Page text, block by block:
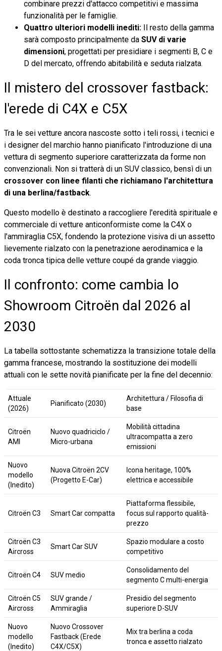
combinare prezzi d'attacco competitivi e massima
funzionalità per le famiglie.
Quattro ulteriori modelli inediti: Il resto della gamma
sarà composto principalmente da SUV di varie
dimensioni, progettati per presidiare i segmenti B, C e
D del mercato, offrendo abitabilità e seduta rialzata.
Il mistero del crossover fastback:
l'erede di C4X e C5X
Tra le sei vetture ancora nascoste sotto i teli rossi, i tecnici e
i designer del marchio hanno pianificato l'introduzione di una
vettura di segmento superiore caratterizzata da forme non
convenzionali. Non si tratterà di un SUV classico, bensì di un
crossover con linee filanti che richiamano l'architettura
di una berlina/fastback.
Questo modello è destinato a raccogliere l'eredità spirituale e
commerciale di vetture anticonformiste come la C4X o
l'ammiraglia C5X, fondendo la protezione visiva di un assetto
lievemente rialzato con la penetrazione aerodinamica e la
coda tronca tipica delle vetture coupé da grande viaggio.
Il confronto: come cambia lo
Showroom Citroën dal 2026 al
2030
La tabella sottostante schematizza la transizione totale della
gamma francese, mostrando la sostituzione dei modelli
attuali con le sette novità pianificate per la fine del decennio:
Attuale
(2026)
Pianificato (2030)
Architettura / Filosofia di
base
Citroën
AMI
Nuovo quadriciclo /
Micro-urbana
Mobilità cittadina
ultracompatta a zero
emissioni
Nuovo
modello
(Inedito)
Nuova Citroën 2CV
(Progetto E-Car)
Icona heritage, 100%
elettrica e accessibile
Citroën C3 Smart Car compatta
Piattaforma flessibile,
focus sul rapporto qualità-
prezzo
Citroën C3
Aircross
Smart Car SUV
Spazio modulare a costo
competitivo
Citroën C4 SUV medio
Consolidamento del
segmento C multi-energia
Citroën C5
Aircross
SUV grande /
Ammiraglia
Presidio del segmento
superiore D-SUV
Nuovo
modello
(Inedito)
Nuovo Crossover
Fastback (Erede
C4X/C5X)
Mix tra berlina a coda
tronca e assetto rialzato